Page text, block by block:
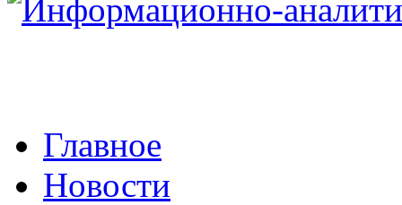
Главное
Новости